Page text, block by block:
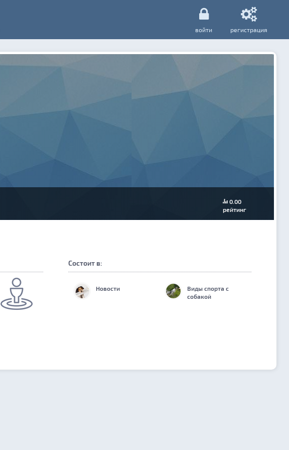
войти регистрация
0.00
рейтинг
Состоит в:
Новости
Виды спорта с
собакой